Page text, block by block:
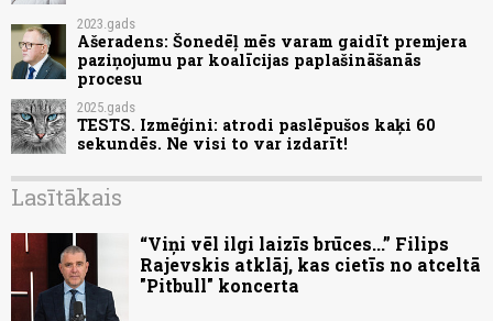
2023.gads
Ašeradens: Šonedēļ mēs varam gaidīt premjera
paziņojumu par koalīcijas paplašināšanās
procesu
2025.gads
TESTS. Izmēģini: atrodi paslēpušos kaķi 60
sekundēs. Ne visi to var izdarīt!
Lasītākais
“Viņi vēl ilgi laizīs brūces...” Filips
Rajevskis atklāj, kas cietīs no atceltā
"Pitbull" koncerta